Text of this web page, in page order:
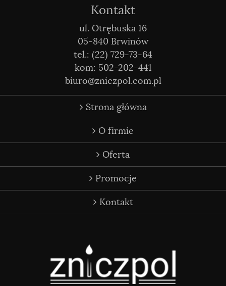
Kontakt
ul. Otrębuska 16
05-840 Brwinów
tel.: (22) 729-73-64
kom: 502-202-441
biuro@zniczpol.com.pl
Strona główna
O firmie
Oferta
Promocje
Kontakt